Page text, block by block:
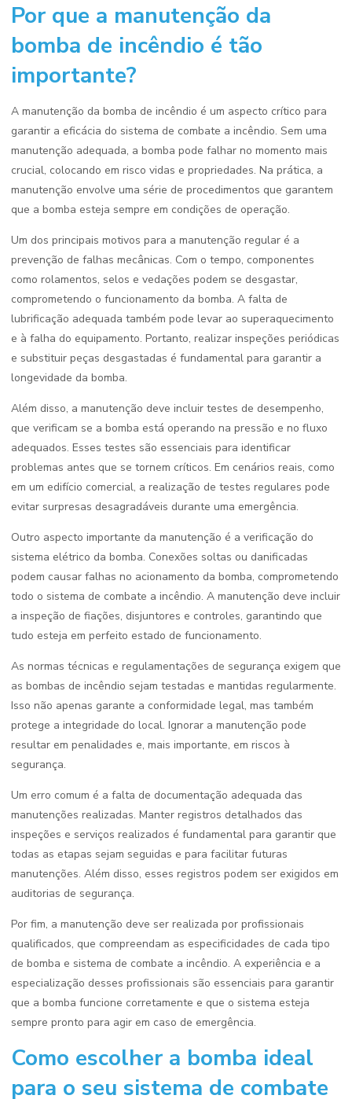
Por que a manutenção da
bomba de incêndio é tão
importante?
A manutenção da bomba de incêndio é um aspecto crítico para
garantir a eficácia do sistema de combate a incêndio. Sem uma
manutenção adequada, a bomba pode falhar no momento mais
crucial, colocando em risco vidas e propriedades. Na prática, a
manutenção envolve uma série de procedimentos que garantem
que a bomba esteja sempre em condições de operação.
Um dos principais motivos para a manutenção regular é a
prevenção de falhas mecânicas. Com o tempo, componentes
como rolamentos, selos e vedações podem se desgastar,
comprometendo o funcionamento da bomba. A falta de
lubrificação adequada também pode levar ao superaquecimento
e à falha do equipamento. Portanto, realizar inspeções periódicas
e substituir peças desgastadas é fundamental para garantir a
longevidade da bomba.
Além disso, a manutenção deve incluir testes de desempenho,
que verificam se a bomba está operando na pressão e no fluxo
adequados. Esses testes são essenciais para identificar
problemas antes que se tornem críticos. Em cenários reais, como
em um edifício comercial, a realização de testes regulares pode
evitar surpresas desagradáveis durante uma emergência.
Outro aspecto importante da manutenção é a verificação do
sistema elétrico da bomba. Conexões soltas ou danificadas
podem causar falhas no acionamento da bomba, comprometendo
todo o sistema de combate a incêndio. A manutenção deve incluir
a inspeção de fiações, disjuntores e controles, garantindo que
tudo esteja em perfeito estado de funcionamento.
As normas técnicas e regulamentações de segurança exigem que
as bombas de incêndio sejam testadas e mantidas regularmente.
Isso não apenas garante a conformidade legal, mas também
protege a integridade do local. Ignorar a manutenção pode
resultar em penalidades e, mais importante, em riscos à
segurança.
Um erro comum é a falta de documentação adequada das
manutenções realizadas. Manter registros detalhados das
inspeções e serviços realizados é fundamental para garantir que
todas as etapas sejam seguidas e para facilitar futuras
manutenções. Além disso, esses registros podem ser exigidos em
auditorias de segurança.
Por fim, a manutenção deve ser realizada por profissionais
qualificados, que compreendam as especificidades de cada tipo
de bomba e sistema de combate a incêndio. A experiência e a
especialização desses profissionais são essenciais para garantir
que a bomba funcione corretamente e que o sistema esteja
sempre pronto para agir em caso de emergência.
Como escolher a bomba ideal
para o seu sistema de combate